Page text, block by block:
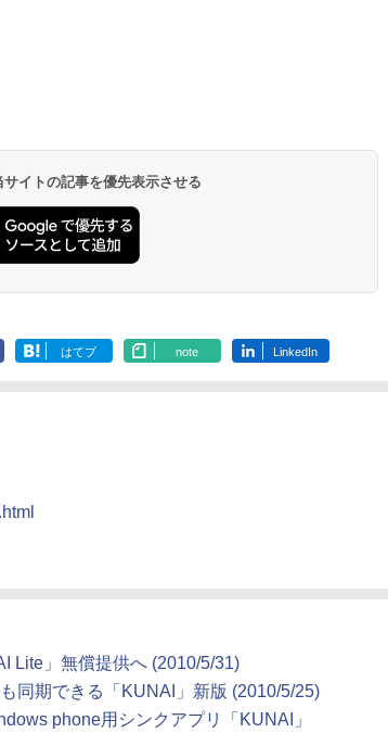
イトの記事を優先表示させる
はてブ note LinkedIn
Lite」無償提供へ (2010/5/31)
同期できる「KUNAI」新版 (2010/5/25)
phone用シンクアプリ「KUNAI」